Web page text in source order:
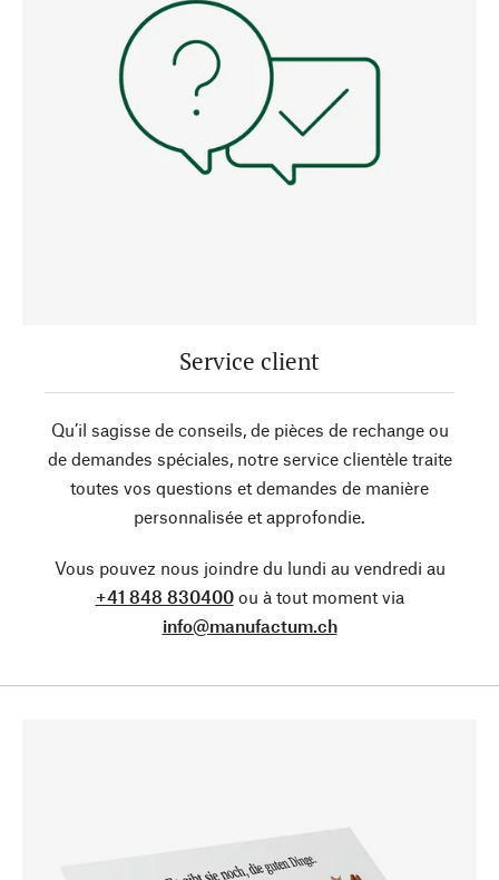
Service client
Qu’il sagisse de conseils, de pièces de rechange ou
de demandes spéciales, notre service clientèle traite
toutes vos questions et demandes de manière
personnalisée et approfondie.
Vous pouvez nous joindre du lundi au vendredi au
+41 848 830400ou à tout moment via
info@manufactum.ch